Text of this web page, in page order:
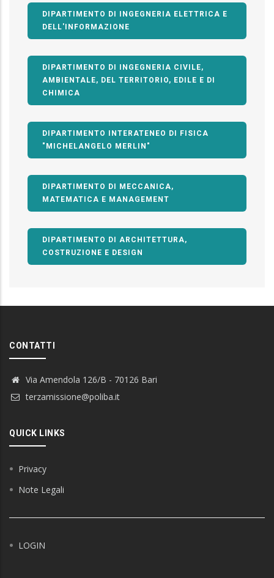
DIPARTIMENTO DI INGEGNERIA ELETTRICA E
DELL'INFORMAZIONE
DIPARTIMENTO DI INGEGNERIA CIVILE,
AMBIENTALE, DEL TERRITORIO, EDILE E DI
CHIMICA
DIPARTIMENTO INTERATENEO DI FISICA
"MICHELANGELO MERLIN"
DIPARTIMENTO DI MECCANICA,
MATEMATICA E MANAGEMENT
DIPARTIMENTO DI ARCHITETTURA,
COSTRUZIONE E DESIGN
CONTATTI
Via Amendola 126/B - 70126 Bari
terzamissione@poliba.it
QUICK LINKS
Privacy
Note Legali
LOGIN